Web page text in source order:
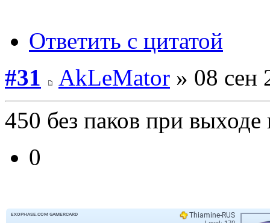
Ответить с цитатой
#31
AkLeMator » 08 сен
450 без паков при
0